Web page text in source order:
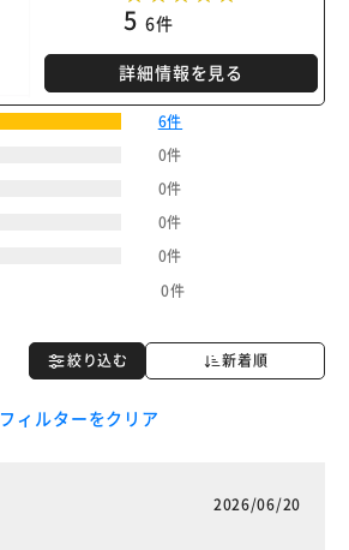
5 6件
詳細情報を見る
6件
0件
0件
0件
0件
0件
絞り込む 新着順
フィルターをクリア
2026/06/20